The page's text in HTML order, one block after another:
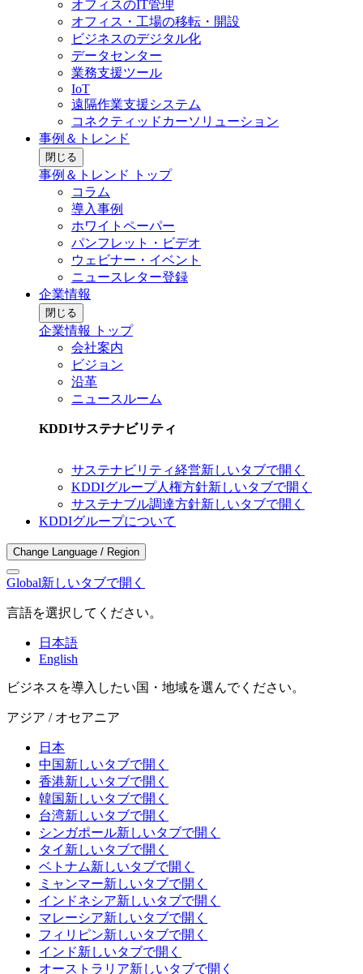
オフィスのIT管理
オフィス・工場の移転・開設
ビジネスのデジタル化
データセンター
業務支援ツール
IoT
遠隔作業支援システム
コネクティッドカーソリューション
事例＆トレンド
閉じる
事例＆トレンド トップ
コラム
導入事例
ホワイトペーパー
パンフレット・ビデオ
ウェビナー・イベント
ニュースレター登録
企業情報
閉じる
企業情報 トップ
会社案内
ビジョン
沿革
ニュースルーム
KDDIサステナビリティ
サステナビリティ経営新しいタブで開く
KDDIグループ人権方針新しいタブで開く
サステナブル調達方針新しいタブで開く
KDDIグループについて
Change Language / Region
Global新しいタブで開く
言語を選択してください。
日本語
English
ビジネスを導入したい国・地域を選んでください。
アジア / オセアニア
日本
中国新しいタブで開く
香港新しいタブで開く
韓国新しいタブで開く
台湾新しいタブで開く
シンガポール新しいタブで開く
タイ 新しいタブで開く
ベトナム新しいタブで開く
ミャンマー新しいタブで開く
インドネシア新しいタブで開く
マレーシア新しいタブで開く
フィリピン新しいタブで開く
インド新しいタブで開く
オーストラリア新しいタブで開く